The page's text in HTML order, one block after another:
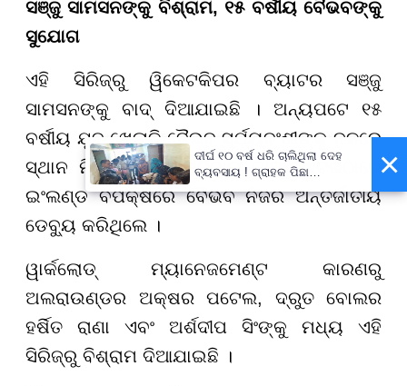
ସଞ୍ଜୁ ସାମସନଙ୍କୁ ବିଶ୍ରାମ, ୧୫ ବର୍ଷୀୟ ବୈଭବଙ୍କୁ
ସୁଯୋଗ
ଏହି ସିରିଜ୍ରୁ ୱିକେଟକିପର ବ୍ୟାଟର ସଞ୍ଜୁ
ସାମସନଙ୍କୁ ବାଦ୍ ଦିଆଯାଇଛି । ଅନ୍ୟପଟେ ୧୫
ବର୍ଷୀୟ ଯୁବ ଖେଳାଳି ବୈଭବ ସୂର୍ଯ୍ୟବଂଶୀଙ୍କୁ ଦଳରେ
ସ୍ଥାନ ମିଳିଛି । ଗତ ଶନିବାର ମାଞ୍ଚେଷ୍ଟରଠାରେ
ଇଂଲଣ୍ଡ ବିପକ୍ଷରେ ବୈଭବ ନିଜର ଅନ୍ତର୍ଜାତୀୟ
ଡେବ୍ୟୁ କରିଥିଲେ ।
ୱାର୍କଲୋଡ୍ ମ୍ୟାନେଜମେଣ୍ଟ କାରଣରୁ
ଅଲରାଉଣ୍ଡର ଅକ୍ଷର ପଟେଲ, ଦ୍ରୁତ ବୋଲର
ହର୍ଷିତ ରାଣା ଏବଂ ଅର୍ଶଦୀପ ସିଂଙ୍କୁ ମଧ୍ୟ ଏହି
ସିରିଜ୍ରୁ ବିଶ୍ରାମ ଦିଆଯାଇଛି ।
×
ଦୀର୍ଘ ୧୦ ବର୍ଷ ଧରି ଚାଲିଥିଲା ଦେହ
ବ୍ୟବସାୟ ! ଗ୍ରାହକ ପିଛା
ଟଙ୍କା !